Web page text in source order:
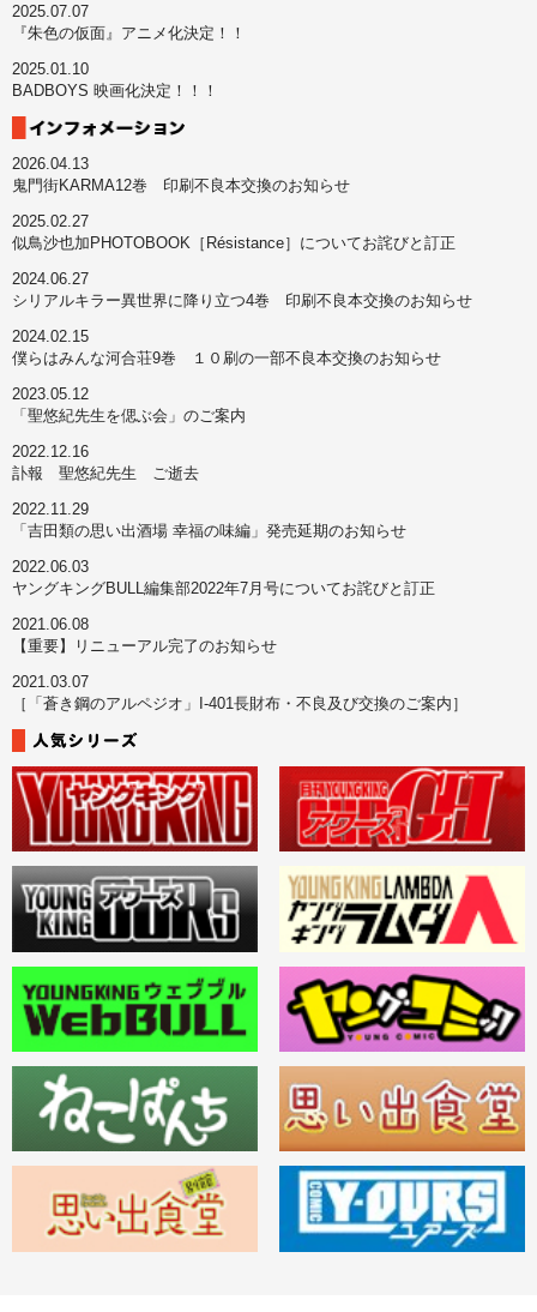
2025.07.07
『朱色の仮面』アニメ化決定！！
2025.01.10
BADBOYS 映画化決定！！！
2026.04.13
鬼門街KARMA12巻 印刷不良本交換のお知らせ
2025.02.27
似鳥沙也加PHOTOBOOK［Résistance］についてお詫びと訂正
2024.06.27
シリアルキラー異世界に降り立つ4巻 印刷不良本交換のお知らせ
2024.02.15
僕らはみんな河合荘9巻 １０刷の一部不良本交換のお知らせ
2023.05.12
「聖悠紀先生を偲ぶ会」のご案内
2022.12.16
訃報 聖悠紀先生 ご逝去
2022.11.29
「吉田類の思い出酒場 幸福の味編」発売延期のお知らせ
2022.06.03
ヤングキングBULL編集部2022年7月号についてお詫びと訂正
2021.06.08
【重要】リニューアル完了のお知らせ
2021.03.07
［「蒼き鋼のアルペジオ」I-401長財布・不良及び交換のご案内］